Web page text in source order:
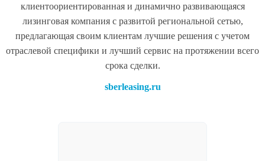
клиентоориентированная и динамично развивающаяся
лизинговая компания с развитой региональной сетью,
предлагающая своим клиентам лучшие решения с учетом
отраслевой специфики и лучший сервис на протяжении всего
срока сделки.
sberleasing.ru